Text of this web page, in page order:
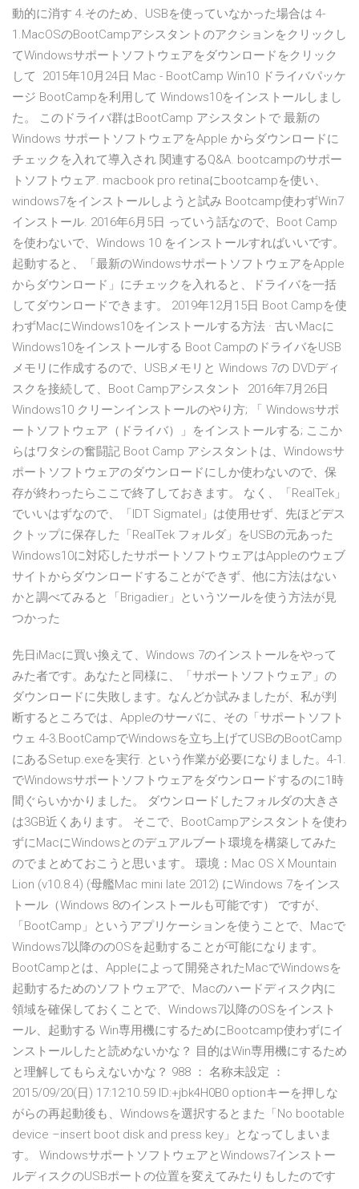
動的に消す 4.そのため、USBを使っていなかった場合は 4-
1.MacOSのBootCampアシスタントのアクションをクリックし
てWindowsサポートソフトウェアをダウンロードをクリック
して 2015年10月24日 Mac - BootCamp Win10 ドライバパッケ
ージ BootCampを利用して Windows10をインストールしまし
た。 このドライバ群はBootCamp アシスタントで 最新の
Windows サポートソフトウェアをApple からダウンロードに
チェックを入れて導入され 関連するQ&A. bootcampのサポー
トソフトウェア. macbook pro retinaにbootcampを使い、
windows7をインストールしようと試み Bootcamp使わずWin7
インストール. 2016年6月5日 っていう話なので、Boot Camp
を使わないで、Windows 10 をインストールすればいいです。
起動すると、「最新のWindowsサポートソフトウェアをApple
からダウンロード」にチェックを入れると、ドライバを一括
してダウンロードできます。 2019年12月15日 Boot Campを使
わずMacにWindows10をインストールする方法 · 古いMacに
Windows10をインストールする Boot CampのドライバをUSB
メモリに作成するので、USBメモリと Windows 7の DVDディ
スクを接続して、Boot Campアシスタント 2016年7月26日
Windows10 クリーンインストールのやり方; 「 Windowsサポ
ートソフトウェア（ドライバ）」をインストールする; ここか
らはワタシの奮闘記 Boot Camp アシスタントは、Windowsサ
ポートソフトウェアのダウンロードにしか使わないので、保
存が終わったらここで終了しておきます。 なく、「RealTek」
でいいはずなので、「IDT Sigmatel」は使用せず、先ほどデス
クトップに保存した「RealTek フォルダ」をUSBの元あった
Windows10に対応したサポートソフトウェアはAppleのウェブ
サイトからダウンロードすることができず、他に方法はない
かと調べてみると「Brigadier」というツールを使う方法が見
つかった
先日iMacに買い換えて、Windows 7のインストールをやって
みた者です。あなたと同様に、「サポートソフトウェア」の
ダウンロードに失敗します。なんどか試みましたが、私が判
断するところでは、Appleのサーバに、その「サポートソフト
ウェ 4-3.BootCampでWindowsを立ち上げてUSBのBootCamp
にあるSetup.exeを実行. という作業が必要になりました。4-1.
でWindowsサポートソフトウェアをダウンロードするのに1時
間ぐらいかかりました。 ダウンロードしたフォルダの大きさ
は3GB近くあります。 そこで、BootCampアシスタントを使わ
ずにMacにWindowsとのデュアルブート環境を構築してみた
のでまとめておこうと思います。 環境：Mac OS X Mountain
Lion (v10.8.4) (母艦Mac mini late 2012) にWindows 7をインス
トール（Windows 8のインストールも可能です） ですが、
「BootCamp」というアプリケーションを使うことで、Macで
Windows7以降ののOSを起動することが可能になります。
BootCampとは、Appleによって開発されたMacでWindowsを
起動するためのソフトウェアで、Macのハードディスク内に
領域を確保しておくことで、Windows7以降のOSをインスト
ール、起動する Win専用機にするためにBootcamp使わずにイ
ンストールしたと読めないかな？ 目的はWin専用機にするため
と理解してもらえないかな？ 988 ： 名称未設定 ：
2015/09/20(日) 17:12:10.59 ID:+jbk4H0B0 optionキーを押しな
がらの再起動後も、Windowsを選択するとまた「No bootable
device –insert boot disk and press key」となってしまいま
す。 WindowsサポートソフトウェアとWindows7インストー
ルディスクのUSBポートの位置を変えてみたりもしたのです